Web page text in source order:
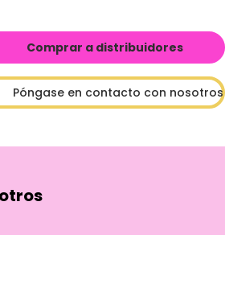
Comprar a distribuidores
Póngase en contacto con nosotros